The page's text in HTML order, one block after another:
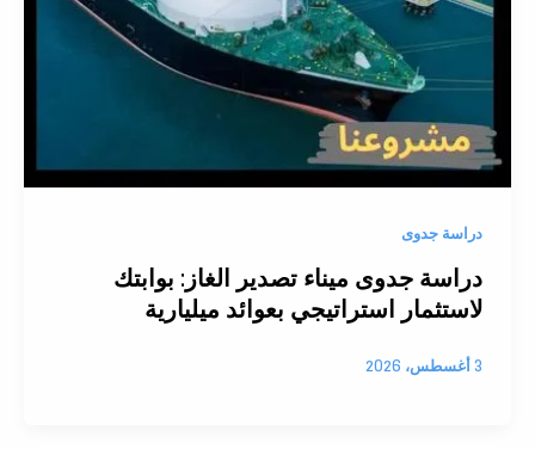
دراسة جدوى
دراسة جدوى ميناء تصدير الغاز: بوابتك
لاستثمار استراتيجي بعوائد ميليارية
3 أغسطس، 2026